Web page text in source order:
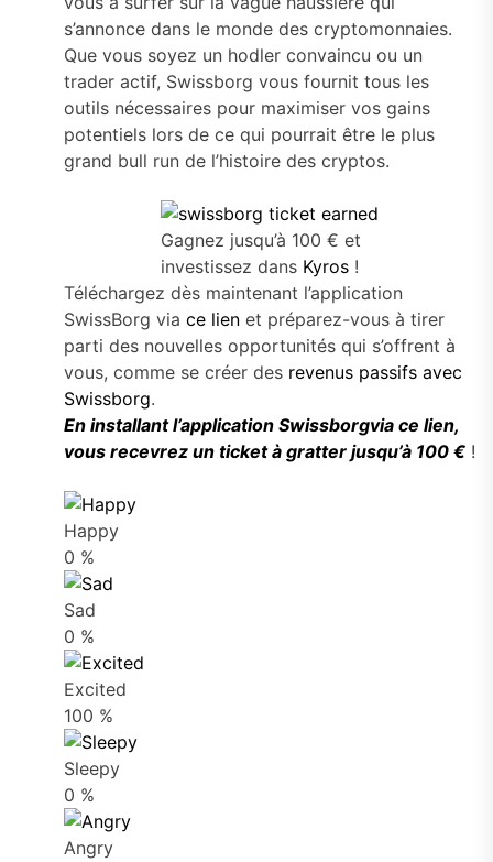
s’annonce dans le monde des cryptomonnaies.
Que vous soyez un hodler convaincu ou un
trader actif, Swissborg vous fournit tous les
outils nécessaires pour maximiser vos gains
potentiels lors de ce qui pourrait être le plus
grand bull run de l’histoire des cryptos.
Gagnez jusqu’à 100 € et
investissez dans Kyros !
Téléchargez dès maintenant l’application
SwissBorg via ce lienet préparez-vous à tirer
parti des nouvelles opportunités qui s’offrent à
vous, comme se créer des revenus passifs avec
Swissborg.
En installant l’application Swissborgvia ce lien,
vous recevrez un ticket à gratter jusqu’à 100 €!
Happy
0 %
Sad
0 %
Excited
100 %
Sleepy
0 %
Angry